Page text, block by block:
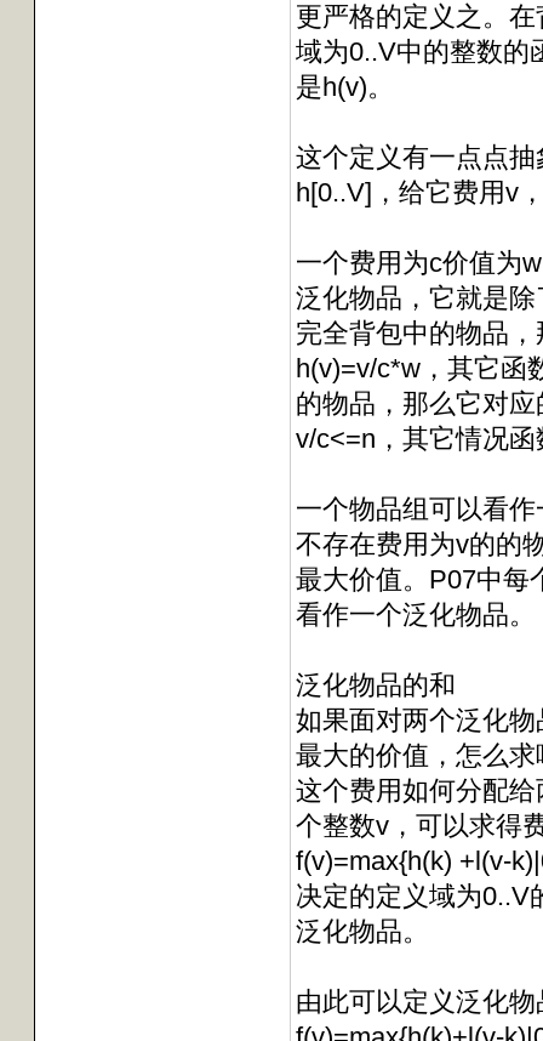
更严格的定义之。
域为0..V中的整数的
是h(v)。
这个定义有一点点
h[0..V]，给它费用v
一个费用为c价值为
泛化物品，它就是
完全背包中的物品
h(v)=v/c*w，其它函
的物品，那么它对
v/c<=n，其它情况
一个物品组可以看
不存在费用为v的的
最大价值。P07中每
看作一个泛化物品。
泛化物品的和
如果面对两个泛化
最大的价值，怎么
这个费用如何分配
个整数v，可以求得
f(v)=max{h(k) +l(v-
决定的定义域为0..V
泛化物品。
由此可以定义泛化